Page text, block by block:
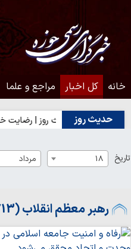
خانه کل اخبار مراجع و علما
حدیث روز
حدیث روز | رضایت خدا یا
تاریخ 18 مرداد
رهبر معظم انقلاب (5713)